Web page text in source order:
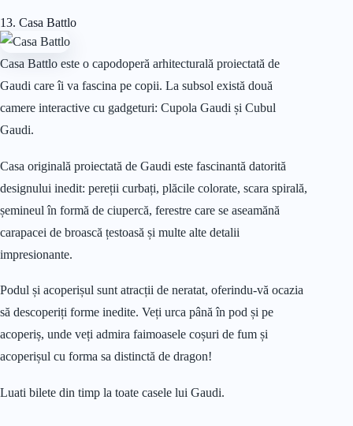
13. Casa Battlo
Casa Battlo este o capodoperă arhitecturală proiectată de
Gaudi care îi va fascina pe copii. La subsol există două
camere interactive cu gadgeturi: Cupola Gaudi și Cubul
Gaudi.
Casa originală proiectată de Gaudi este fascinantă datorită
designului inedit: pereții curbați, plăcile colorate, scara spirală,
șemineul în formă de ciupercă, ferestre care se aseamănă
carapacei de broască țestoasă și multe alte detalii
impresionante.
Podul și acoperișul sunt atracții de neratat, oferindu-vă ocazia
să descoperiți forme inedite. Veți urca până în pod și pe
acoperiș, unde veți admira faimoasele coșuri de fum și
acoperișul cu forma sa distinctă de dragon!
Luati bilete din timp la toate casele lui Gaudi.